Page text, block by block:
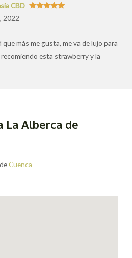
CBD
2022
más me gusta, me va de lujo para
esta strawberry y la
La Alberca de
Cuenca